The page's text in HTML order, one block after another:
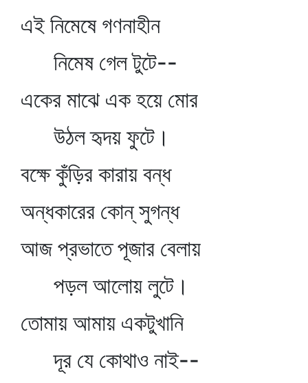
এই নিমেষে গণনাহীন
নিমেষ গেল টুটে--
একের মাঝে এক হয়ে মোর
উঠল হৃদয় ফুটে।
বক্ষে কুঁড়ির কারায় বন্ধ
অন্ধকারের কোন্‌ সুগন্ধ
আজ প্রভাতে পূজার বেলায়
পড়ল আলোয় লুটে।
তোমায় আমায় একটুখানি
দূর যে কোথাও নাই--